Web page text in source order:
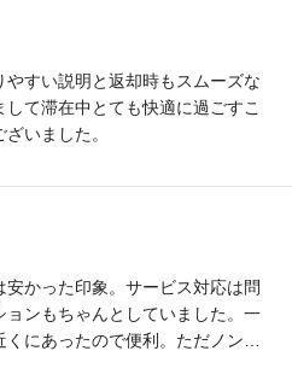
すい説明と返却時もスムーズな
て滞在中とても快適に過ごすこ
いました。
かった印象。サービス対応は問
ンもちゃんとしていました。一
にあったので便利。ただノンオ
注意しないと１０万円と高価なの